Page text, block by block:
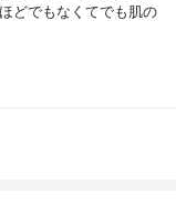
どでもなくてでも肌の